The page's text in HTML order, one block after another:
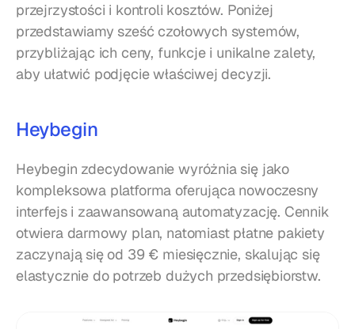
przejrzystości i kontroli kosztów. Poniżej
przedstawiamy sześć czołowych systemów,
przybliżając ich ceny, funkcje i unikalne zalety,
aby ułatwić podjęcie właściwej decyzji.
Heybegin
Heybegin zdecydowanie wyróżnia się jako
kompleksowa platforma oferująca nowoczesny
interfejs i zaawansowaną automatyzację. Cennik
otwiera darmowy plan, natomiast płatne pakiety
zaczynają się od 39 € miesięcznie, skalując się
elastycznie do potrzeb dużych przedsiębiorstw.